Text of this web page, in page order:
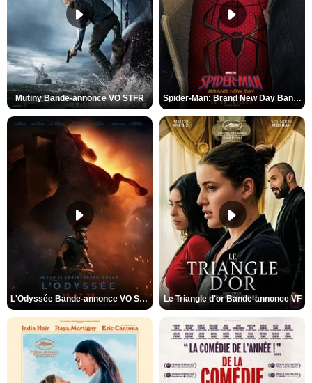
Mutiny Bande-annonce VO STFR Spider-Man: Brand New Day Bande-annonce VO STFR
L'Odyssée Bande-annonce VO STFR Le Triangle d'or Bande-annonce VF